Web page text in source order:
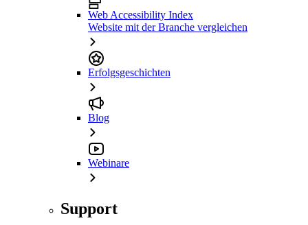
Web Accessibility Index
Website mit der Branche vergleichen
Erfolgsgeschichten
Blog
Webinare
Support